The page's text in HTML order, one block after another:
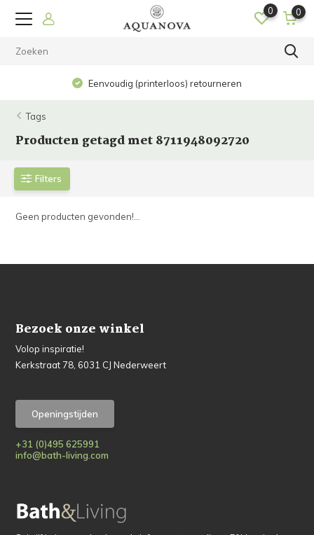
0 0
Eenvoudig (printerloos) retourneren
Tags
Producten getagd met 8711948092720
Filters
Geen producten gevonden!...
Bezoek onze winkel
Volop inspiratie!
Kerkstraat 78, 6031 CJ Nederweert
Openingstijden
+31 (0)495 625991
info@bath-living.com